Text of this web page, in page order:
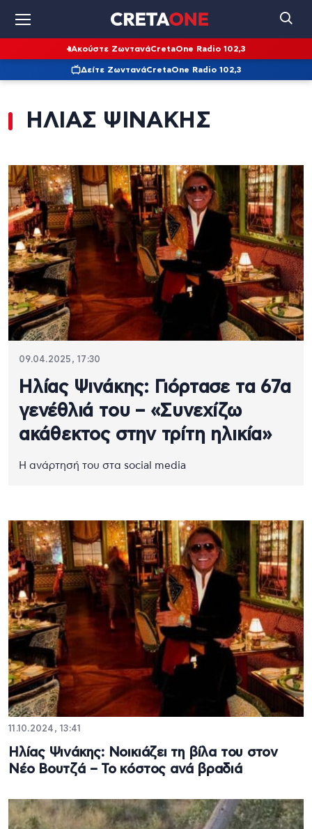
Ακούστε ΖωντανάCretaOne Radio 102,3
Δείτε ΖωντανάCretaOne Radio 102,3
ΗΛΙΑΣ ΨΙΝΑΚΗΣ
09.04.2025, 17:30
Ηλίας Ψινάκης: Γιόρτασε τα 67α
γενέθλιά του – «Συνεχίζω
ακάθεκτος στην τρίτη ηλικία»
Η ανάρτησή του στα social media
11.10.2024, 13:41
Ηλίας Ψινάκης: Νοικιάζει τη βίλα του στον
Νέο Βουτζά – Το κόστος ανά βραδιά